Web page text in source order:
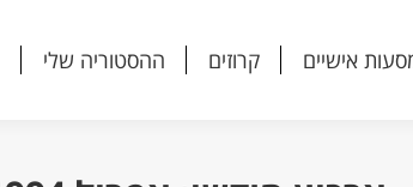
אישיים קרוזים ההסטוריה שלי